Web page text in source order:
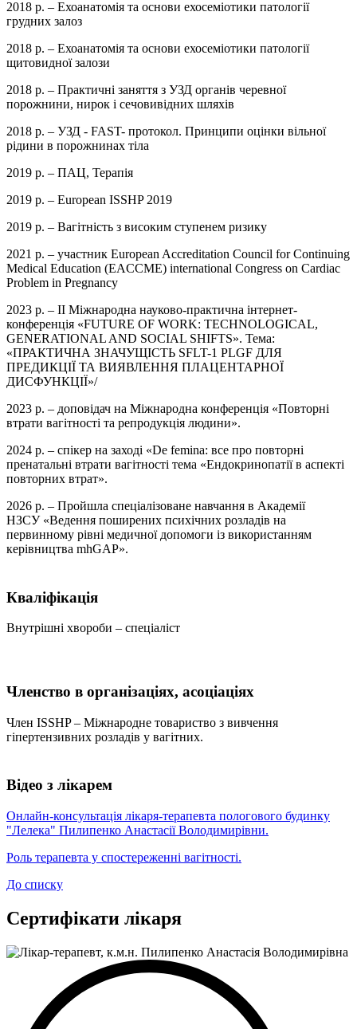
2018 р. – Ехоанатомія та основи ехосеміотики патології
грудних залоз
2018 р. – Ехоанатомія та основи ехосеміотики патології
щитовидної залози
2018 р. – Практичні заняття з УЗД органів черевної
порожнини, нирок і сечовивідних шляхів
2018 р. – УЗД - FAST- протокол. Принципи оцінки вільної
рідини в порожнинах тіла
2019 р. – ПАЦ, Терапія
2019 р. – European ISSHP 2019
2019 р. – Вагітність з високим ступенем ризику
2021 р. – участник European Accreditation Council for Continuing
Medical Education (EACCME) international Congress on Cardiac
Problem in Pregnancy
2023 р. – ІІ Міжнародна науково-практична інтернет-
конференція «FUTURE OF WORK: TECHNOLOGICAL,
GENERATIONAL AND SOCIAL SHIFTS». Тема:
«ПРАКТИЧНА ЗНАЧУЩІСТЬ SFLT-1 PLGF ДЛЯ
ПРЕДИКЦІЇ ТА ВИЯВЛЕННЯ ПЛАЦЕНТАРНОЇ
ДИСФУНКЦІЇ»/
2023 р. – доповідач на Міжнародна конференція «Повторні
втрати вагітності та репродукція людини».
2024 р. ‒ спікер на заході «De femina: все про повторні
пренатальні втрати вагітності тема «Ендокринопатії в аспекті
повторних втрат».
2026 р. ‒ Пройшла спеціалізоване навчання в Академії
НЗСУ «Ведення поширених психічних розладів на
первинному рівні медичної допомоги із використанням
керівництва mhGAP».
Кваліфікація
Внутрішні хвороби – спеціаліст
Членство в організаціях, асоціаціях
Член ISSHP – Міжнародне товариство з вивчення
гіпертензивних розладів у вагітних.
Відео з лікарем
Онлайн-консультація лікаря-терапевта пологового будинку
"Лелека" Пилипенко Анастасії Володимирівни.
Роль терапевта у спостереженні вагітності.
До списку
Сертифікати лікаря